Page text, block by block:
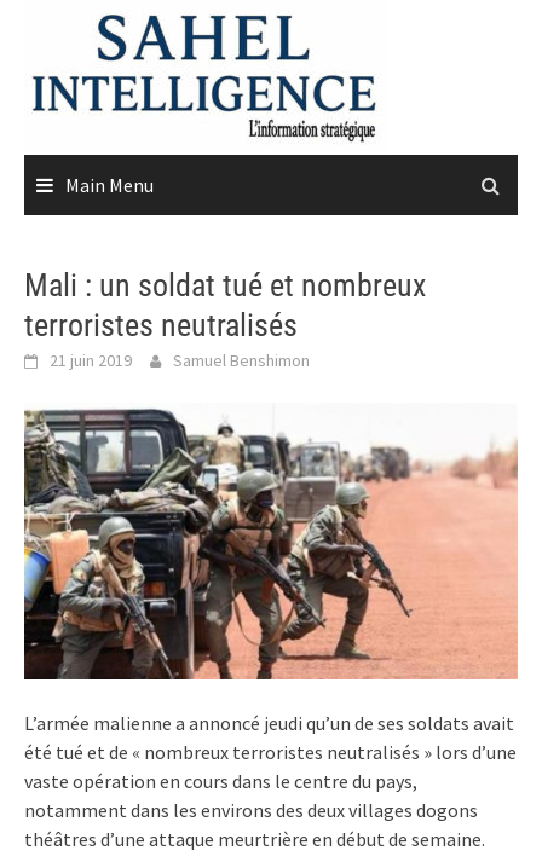
content
Main Menu
Mali : un soldat tué et nombreux
terroristes neutralisés
21 juin 2019 Samuel Benshimon
L’armée malienne a annoncé jeudi qu’un de ses soldats avait
été tué et de « nombreux terroristes neutralisés » lors d’une
vaste opération en cours dans le centre du pays,
notamment dans les environs des deux villages dogons
théâtres d’une attaque meurtrière en début de semaine.